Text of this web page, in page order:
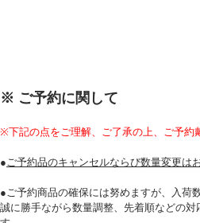
※ ご予約に関して
※下記の点をご理解、ご了承の上、ご予約
●ご予約品のキャンセルならび数量変更は
●ご予約商品の確保には努めますが、入荷
誠に勝手ながら数量調整、先着順などの